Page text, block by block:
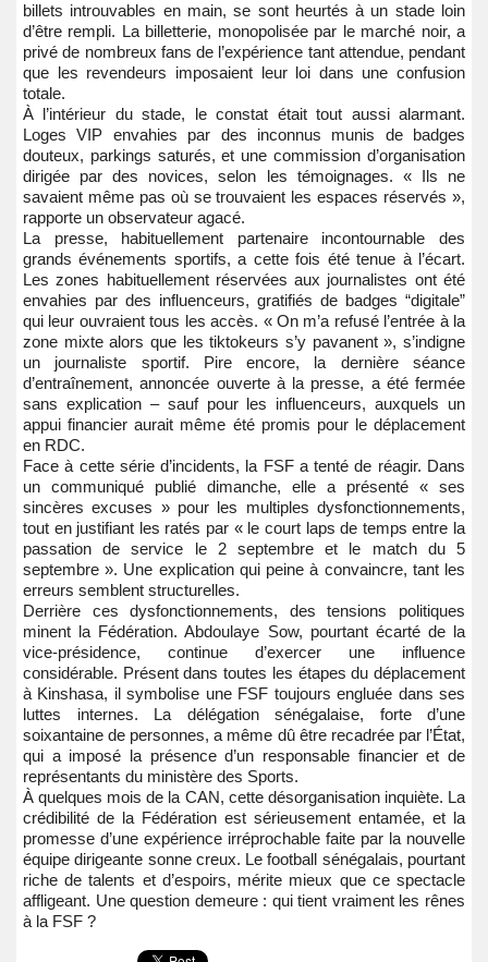
billets introuvables en main, se sont heurtés à un stade loin
d’être rempli. La billetterie, monopolisée par le marché noir, a
privé de nombreux fans de l’expérience tant attendue, pendant
que les revendeurs imposaient leur loi dans une confusion
totale.
À l’intérieur du stade, le constat était tout aussi alarmant.
Loges VIP envahies par des inconnus munis de badges
douteux, parkings saturés, et une commission d’organisation
dirigée par des novices, selon les témoignages. « Ils ne
savaient même pas où se trouvaient les espaces réservés »,
rapporte un observateur agacé.
La presse, habituellement partenaire incontournable des
grands événements sportifs, a cette fois été tenue à l’écart.
Les zones habituellement réservées aux journalistes ont été
envahies par des influenceurs, gratifiés de badges “digitale”
qui leur ouvraient tous les accès. « On m’a refusé l’entrée à la
zone mixte alors que les tiktokeurs s’y pavanent », s’indigne
un journaliste sportif. Pire encore, la dernière séance
d’entraînement, annoncée ouverte à la presse, a été fermée
sans explication – sauf pour les influenceurs, auxquels un
appui financier aurait même été promis pour le déplacement
en RDC.
Face à cette série d’incidents, la FSF a tenté de réagir. Dans
un communiqué publié dimanche, elle a présenté « ses
sincères excuses » pour les multiples dysfonctionnements,
tout en justifiant les ratés par « le court laps de temps entre la
passation de service le 2 septembre et le match du 5
septembre ». Une explication qui peine à convaincre, tant les
erreurs semblent structurelles.
Derrière ces dysfonctionnements, des tensions politiques
minent la Fédération. Abdoulaye Sow, pourtant écarté de la
vice-présidence, continue d’exercer une influence
considérable. Présent dans toutes les étapes du déplacement
à Kinshasa, il symbolise une FSF toujours engluée dans ses
luttes internes. La délégation sénégalaise, forte d’une
soixantaine de personnes, a même dû être recadrée par l’État,
qui a imposé la présence d’un responsable financier et de
représentants du ministère des Sports.
À quelques mois de la CAN, cette désorganisation inquiète. La
crédibilité de la Fédération est sérieusement entamée, et la
promesse d’une expérience irréprochable faite par la nouvelle
équipe dirigeante sonne creux. Le football sénégalais, pourtant
riche de talents et d’espoirs, mérite mieux que ce spectacle
affligeant. Une question demeure : qui tient vraiment les rênes
à la FSF ?